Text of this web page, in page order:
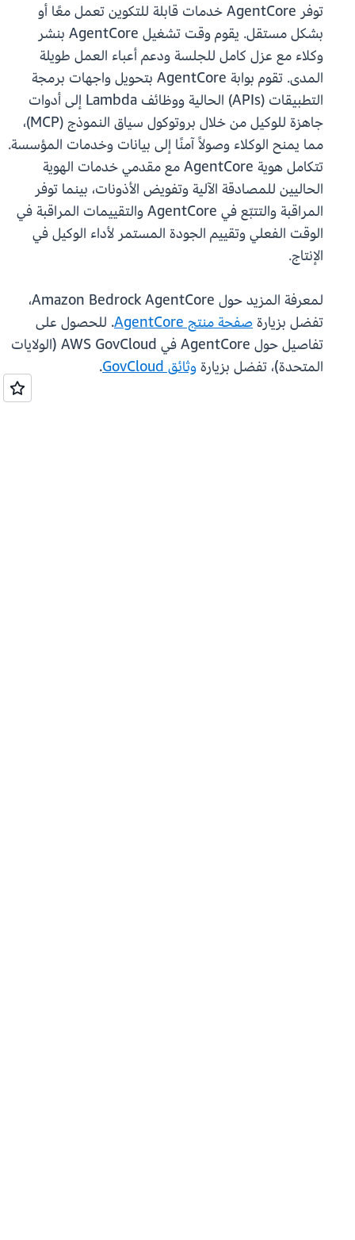
توفر AgentCore خدمات قابلة للتكوين تعمل معًا أو
بشكل مستقل. يقوم وقت تشغيل AgentCore بنشر
وكلاء مع عزل كامل للجلسة ودعم أعباء العمل طويلة
المدى. تقوم بوابة AgentCore بتحويل واجهات برمجة
التطبيقات (APIs) الحالية ووظائف Lambda إلى أدوات
جاهزة للوكيل من خلال بروتوكول سياق النموذج (MCP)،
مما يمنح الوكلاء وصولاً آمنًا إلى بيانات وخدمات المؤسسة.
تتكامل هوية AgentCore مع مقدمي خدمات الهوية
الحاليين للمصادقة الآلية وتفويض الأذونات، بينما توفر
المراقبة والتتبّع في AgentCore والتقييمات المراقبة في
الوقت الفعلي وتقييم الجودة المستمر لأداء الوكيل في
الإنتاج.
لمعرفة المزيد حول Amazon Bedrock AgentCore،
تفضل بزيارةصفحة منتج AgentCore
. للحصول على
تفاصيل حول AgentCore في AWS GovCloud (الولايات
المتحدة)، تفضل بزيارةوثائق GovCloud .